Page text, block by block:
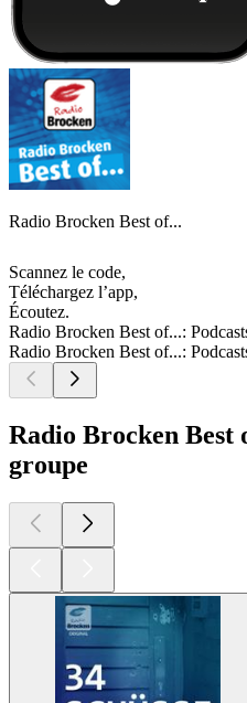
Radio Brocken Best of...
Scannez le code,
Téléchargez l’app,
Écoutez.
Radio Brocken Best of...:
Radio Brocken Best of...:
Radio Brocken Best
groupe